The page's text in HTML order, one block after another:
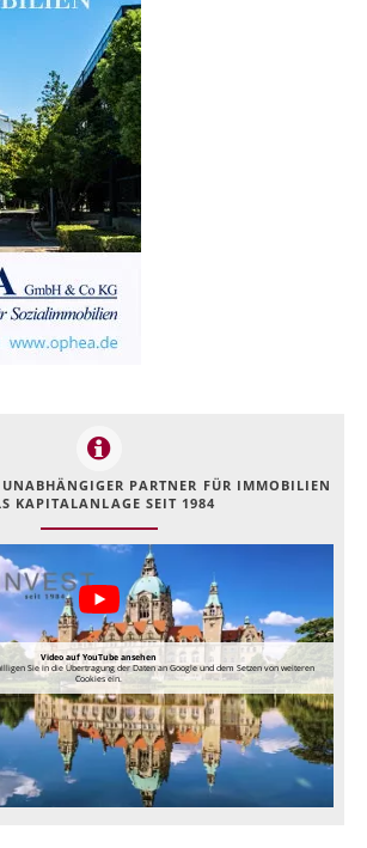
PARTNER FÜR IMMOBILIEN
KAPITALANLAGE SEIT 1984
Video auf YouTube ansehen
Sie in die Übertragung der Daten an Google und dem Setzen von weiteren
Cookies ein.